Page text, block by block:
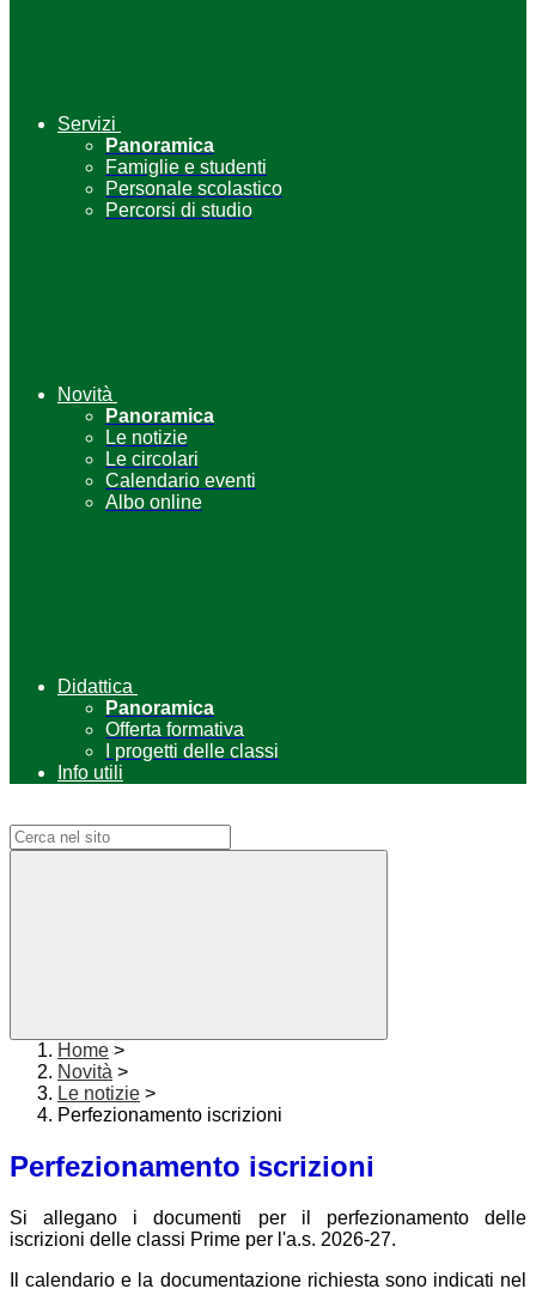
Servizi
Panoramica
Famiglie e studenti
Personale scolastico
Percorsi di studio
Novità
Panoramica
Le notizie
Le circolari
Calendario eventi
Albo online
Didattica
Panoramica
Offerta formativa
I progetti delle classi
Info utili
Home >
Novità >
Le notizie >
Perfezionamento iscrizioni
Perfezionamento iscrizioni
Si allegano i documenti per il perfezionamento delle
iscrizioni delle classi Prime per l'a.s. 2026-27.
Il calendario e la documentazione richiesta sono indicati nel